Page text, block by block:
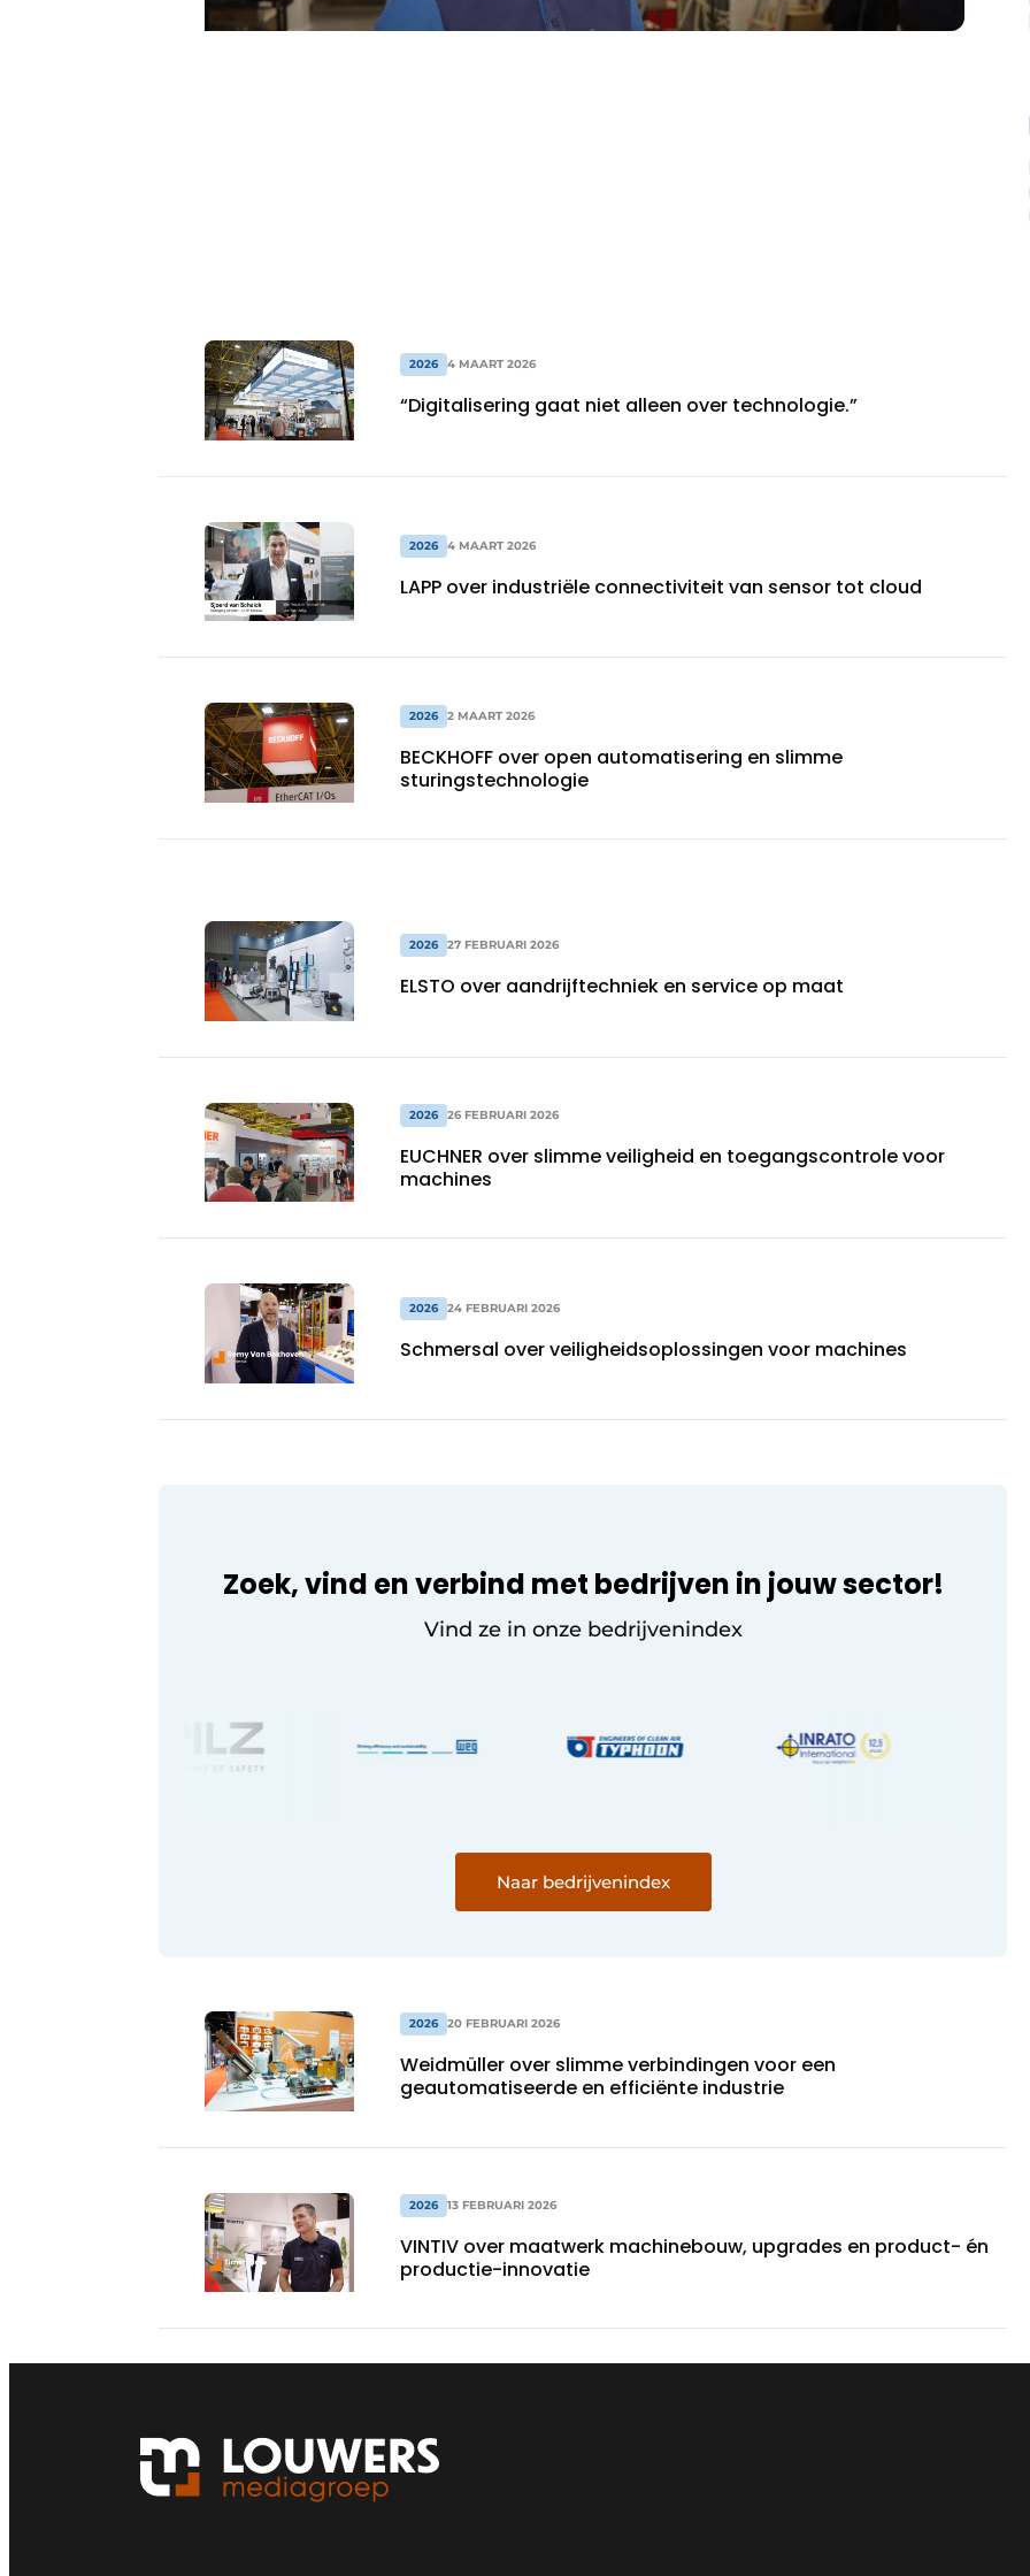
Privacy / Cookie statement
2026 4 MAART 2026
“Digitalisering gaat niet alleen over technologie.”
2026 4 MAART 2026
LAPP over industriële connectiviteit van sensor tot cloud
2026 2 MAART 2026
BECKHOFF over open automatisering en slimme
sturingstechnologie
2026 27 FEBRUARI 2026
ELSTO over aandrijftechniek en service op maat
2026 26 FEBRUARI 2026
EUCHNER over slimme veiligheid en toegangscontrole voor
machines
2026 24 FEBRUARI 2026
Schmersal over veiligheidsoplossingen voor machines
Zoek, vind en verbind met bedrijven in jouw sector!
Vind ze in onze bedrijvenindex
Naar bedrijvenindex
2026 20 FEBRUARI 2026
Weidmüller over slimme verbindingen voor een
geautomatiseerde en efficiënte industrie
2026 13 FEBRUARI 2026
VINTIV over maatwerk machinebouw, upgrades en product- én
productie-innovatie